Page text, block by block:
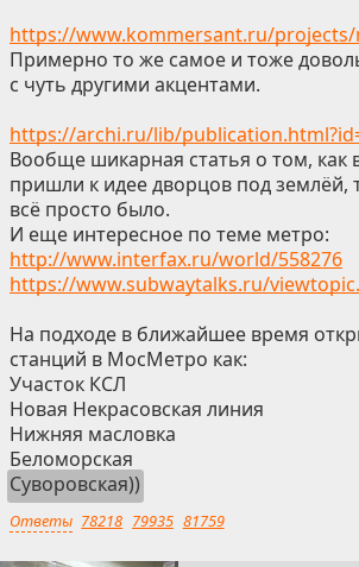
https://www.kommersant.ru/
Примерно то же самое и тоже
с чуть другими акцентами.
https://archi.ru/lib/
Вообще шикарная статья о том, как
пришли к идее дворцов под землёй,
всё просто было.
И еще интересное по теме метро:
http://www.interfax.ru/world/558276
https://www.subwaytalks.ru/
На подходе в ближайшее время
станций в МосМетро как:
Участок КСЛ
Новая Некрасовская линия
Нижняя масловка
Беломорская
Суворовская))
Ответы 78218 79935 81759